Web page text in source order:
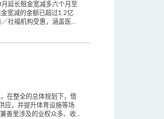
延长租金宽减多六个月至
宽减的金额已超过1.2亿
社福机构受惠，涵盖医...
在整全的总体规划下，借
应，并提升体育设施等场
善里涉及的业权众多、收...